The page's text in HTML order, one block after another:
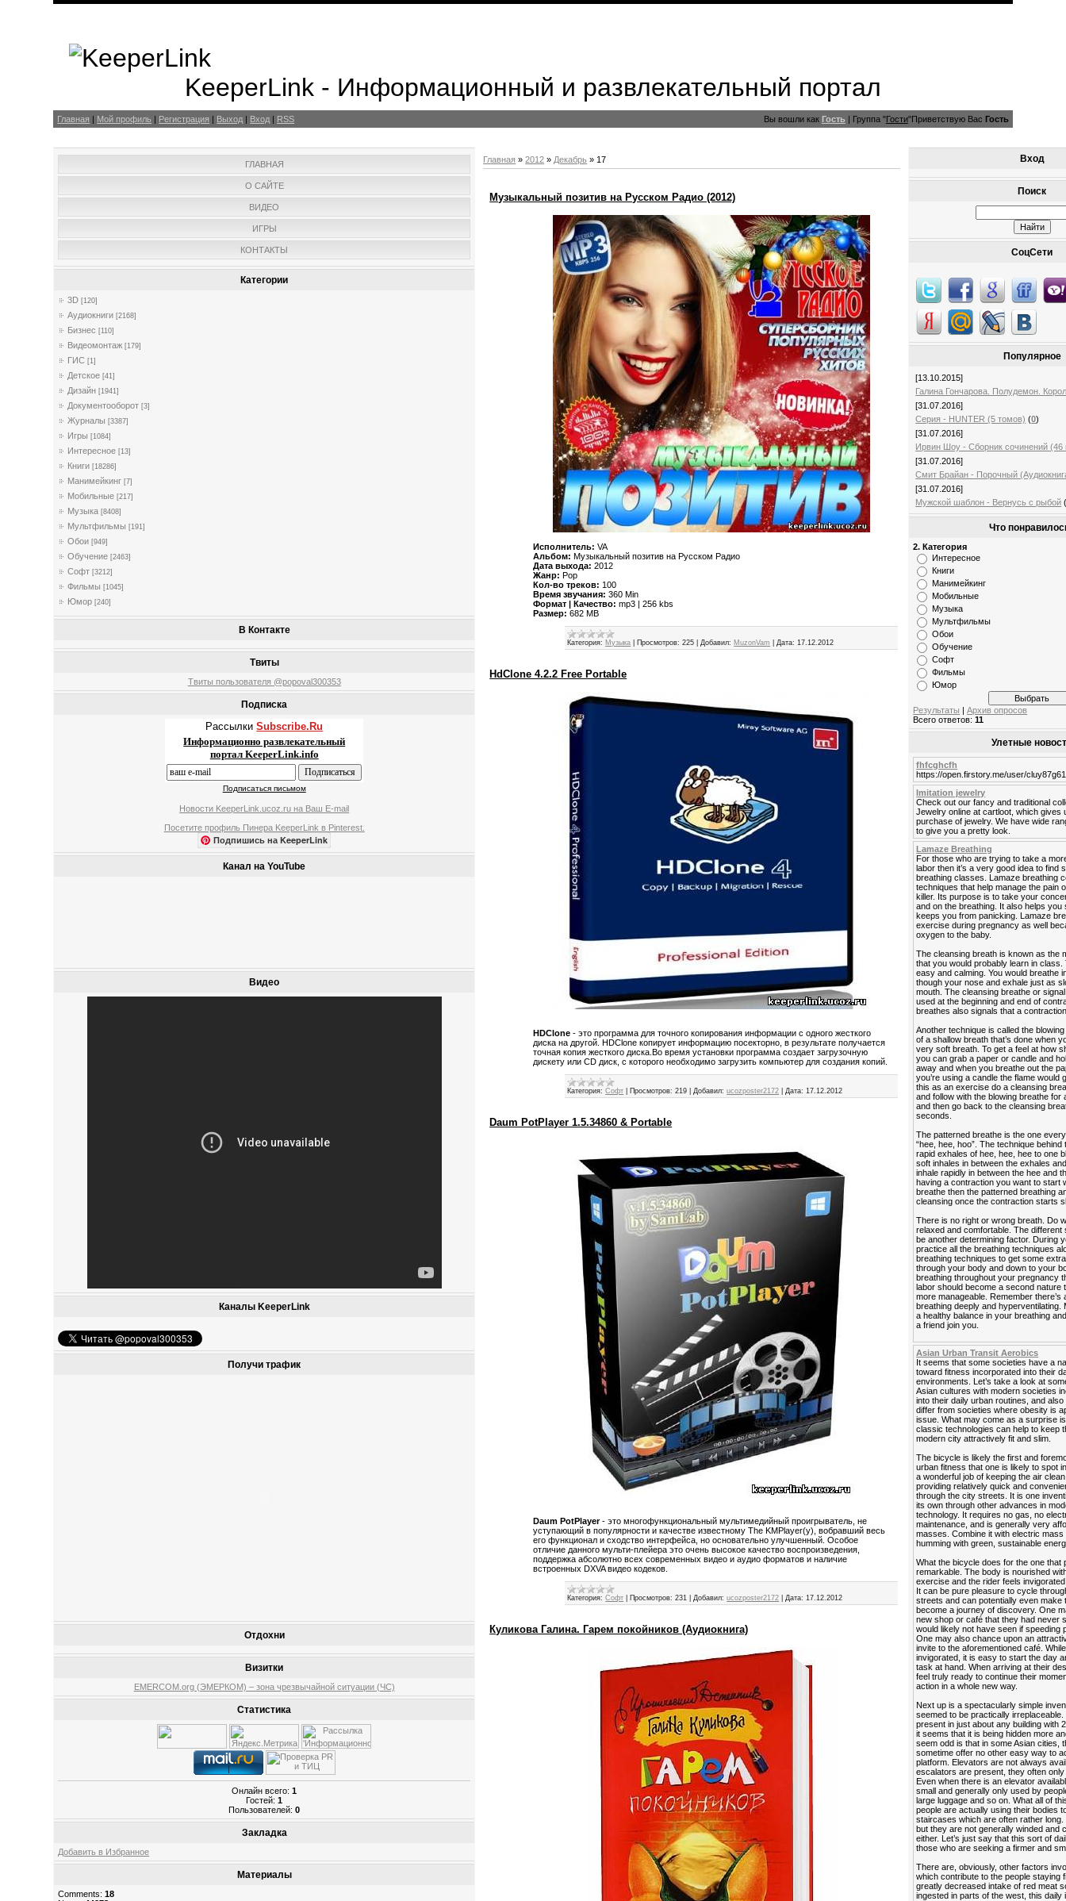
KeeperLink - Информационный и развлекательный портал
Главная | Мой профиль | Регистрация | Выход | Вход | RSS Вы вошли как Гость | Группа"Гости"Приветствую Вас Гость
ГЛАВНАЯ
О САЙТЕ
ВИДЕО
ИГРЫ
КОНТАКТЫ
Категории
3D [120]
Аудиокниги [2168]
Бизнес [110]
Видеомонтаж [179]
ГИС [1]
Детское [41]
Дизайн [1941]
Документооборот [3]
Журналы [3387]
Игры [1084]
Интересное [13]
Книги [18286]
Манимейкинг [7]
Мобильные [217]
Музыка [8408]
Мультфильмы [191]
Обои [949]
Обучение [2463]
Софт [3212]
Фильмы [1045]
Юмор [240]
В Контакте
Твиты
Твиты пользователя @popoval300353
Подписка
РассылкиSubscribe.Ru
Информационно развлекательный
портал KeeperLink.info
Подписаться письмом
Новости KeeperLink.ucoz.ru на Ваш E-mail
Посетите профиль Пинера KeeperLink в Pinterest.
Подпишись на KeeperLink
Канал на YouTube
Видео
Каналы KeeperLink
Получи трафик
Отдохни
Визитки
EMERCOM.org (ЭМЕРКОМ) – зона чрезвычайной ситуации (ЧС)
Статистика
Онлайн всего:1
Гостей:1
Пользователей:0
Закладка
Добавить в Избранное
Материалы
Comments:18
Главная »2012 » Декабрь » 17
Музыкальный позитив на Русском Радио (2012)
Исполнитель:VA
Альбом: Музыкальный позитив на Русском Радио
Дата выхода:2012
Жанр: Pop
Кол-во треков: 100
Время звучания:360 Min
Формат | Качество:mp3 | 256 kbs
Размер:682 MB
Категория: Музыка Просмотров: 225 |Добавил: MuzonVam |Дата: 17.12.2012
HdClone 4.2.2 Free Portable
HDClone - это программа для точного копирования информации с одного жесткого
диска на другой. HDClone копирует информацию посекторно, в результате получается
точная копия жесткого диска.Во время установки программа создает загрузочную
дискету или CD диск, с которого необходимо загрузить компьютер для создания копий.
Категория: Софт Просмотров: 219 |Добавил: ucozposter2172 |Дата: 17.12.2012
Daum PotPlayer 1.5.34860 & Portable
Daum PotPlayer- это многофункциональный мультимедийный проигрыватель, не
уступающий в популярности и качестве известному The KMPlayer(у), вобравший весь
его функционал и сходство интерфейса, но основательно улучшенный. Особое
отличие данного мульти-плейера это очень высокое качество воспроизведения,
поддержка абсолютно всех современных видео и аудио форматов и наличие
встроенных DXVA видео кодеков.
Категория: Софт Просмотров: 231 |Добавил: ucozposter2172 |Дата: 17.12.2012
Куликова Галина. Гарем покойников (Аудиокнига)
Вход
Поиск
СоцСети
Популярное
[13.10.2015]
Галина Гончарова. Полудемон.
[31.07.2016]
Серия - HUNTER (5 томов) (0)
[31.07.2016]
Ирвин Шоу - Сборник сочинений (46
[31.07.2016]
Смит Брайан - Порочный
[31.07.2016]
Мужской шаблон - Вернусь с рыбой
Что
2. Категория
Интересное
Книги
Манимейкинг
Мобильные
Музыка
Мультфильмы
Обои
Обучение
Софт
Фильмы
Юмор
Результаты |Архив опросов
Всего ответов:11
Улетные
fhfcghcfh
https://open.firstory.me/user/
Imitation jewelry
Check out our fancy and traditional
Jewelry online at cartloot, which gives
purchase of jewelry. We have wide
to give you a pretty look.
Lamaze Breathing
For those who are trying to take a
labor then it’s a very good idea to find
breathing classes. Lamaze breathing
techniques that help manage the pain
killer. Its purpose is to take your
and on the breathing. It also helps you
keeps you from panicking. Lamaze
exercise during pregnancy as well
oxygen to the baby.
The cleansing breath is known as the
that you would probably learn in class.
easy and calming. You would breathe
though your nose and exhale just as
mouth. The cleansing breathe or
used at the beginning and end of
breathes also signals that a
Another technique is called the
of a shallow breath that’s done when
very soft breath. To get a feel at how
you can grab a paper or candle and
away and when you breathe out the
you’re using a candle the flame would
this as an exercise do a cleansing
and follow with the blowing breathe for
and then go back to the cleansing
seconds.
The patterned breathe is the one
“hee, hee, hoo”. The technique
rapid exhales of hee, hee, hee to one
soft inhales in between the exhales
inhale rapidly in between the hee and
having a contraction you want to start
breathe then the patterned breathing
cleansing once the contraction starts
There is no right or wrong breath. Do
relaxed and comfortable. The different
be another determining factor. During
practice all the breathing techniques
breathing techniques to get some
through your body and down to your
breathing throughout your pregnancy
labor should become a second nature
more manageable. Remember there’s
breathing deeply and hyperventilating.
a healthy balance in your breathing
a friend join you.
Asian Urban Transit Aerobics
It seems that some societies have a
toward fitness incorporated into their
environments. Let’s take a look at
Asian cultures with modern societies
into their daily urban routines, and
differ from societies where obesity is
issue. What may come as a surprise
classic technologies can help to keep
modern city attractively fit and slim.
The bicycle is likely the first and
urban fitness that one is likely to spot
a wonderful job of keeping the air
providing relatively quick and
through the city streets. It is one
its own through other advances in
technology. It requires no gas, no
maintenance, and is generally very
masses. Combine it with electric
humming with green, sustainable
What the bicycle does for the one that
remarkable. The body is nourished
exercise and the rider feels
It can be pure pleasure to cycle
streets and can potentially even make
become a journey of discovery. One
new shop or café that they had never
would likely not have seen if speeding
One may also chance upon an
invite to the aforementioned café.
invigorated, it is easy to start the day
task at hand. When arriving at their
feel truly ready to continue their
action in a whole new way.
Next up is a spectacularly simple
seemed to be practically
present in just about any building with
it seems that it is being hidden more
seem odd is that in some Asian cities,
sometime offer no other easy way to
platform. Elevators are not always
escalators are present, they often
Even when there is an elevator
small and generally only used by
large luggage and so on. What all of
people are actually using their bodies
staircases which are often rather
but they are not generally winded and
either. Let’s just say that this sort of
those who are seeking a firmer and
There are, obviously, other factors
which contribute to the people staying
greatly decreased intake of red meat
ingested in parts of the west, this daily